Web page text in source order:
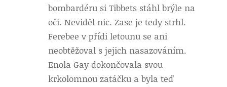
bombardéru si Tibbets stáhl brýle na
oči. Neviděl nic. Zase je tedy strhl.
Ferebee v přídi letounu se ani
neobtěžoval s jejich nasazováním.
Enola Gay dokončovala svou
krkolomnou zatáčku a byla teď